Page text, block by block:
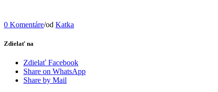
0 Komentáre/od Katka
Zdielať na
Zdielať Facebook
Share on WhatsApp
Share by Mail